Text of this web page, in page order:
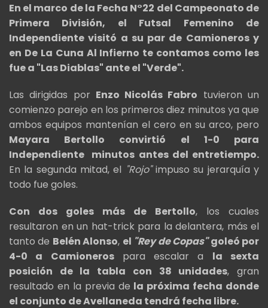
En el marco de la Fecha N°22 del Campeonato de
Primera División, el Futsal Femenino de
Independiente visitó a su par de Camioneros y
en De La Cuna Al Infierno te contamos como les
fue a "Las Diablas" ante el "Verde".
Las dirigidas por Enzo Nicolás Fabro tuvieron un
comienzo parejo en los primeros diez minutos ya que
ambos equipos mantenían el cero en su arco, pero
Mayara Bertollo convirtió el 1-0 para
Independiente minutos antes del entretiempo.
En la segunda mitad, el "Rojo"impuso su jerarquía y
todo fue goles.
Con dos goles más de Bertollo, los cuales
resultaron en un hat-trick para la delantera, más el
tanto de Belén Alonso, el "Rey de Copas"goleó por
4-0 a Camionerospara escalar a la sexta
posición de la tabla con 38 unidades, gran
resultado en la previa de la próxima fecha donde
el conjunto de Avellaneda tendrá fecha libre.